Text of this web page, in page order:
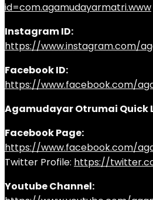
id=com.agamudayarmatri.www
Instagram ID:
https://www.instagram.com/
Facebook ID:
https://www.facebook.com/
Agamudayar Otrumai Quick
Facebook Page:
https://www.facebook.com/
Twitter Profile: https://
Youtube Channel: